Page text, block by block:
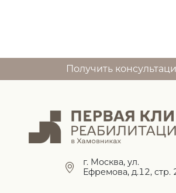
Получить
г. Москва, ул.
Ефремова, д.12, стр.